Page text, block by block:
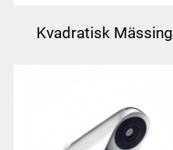
Kvadratisk Mässing